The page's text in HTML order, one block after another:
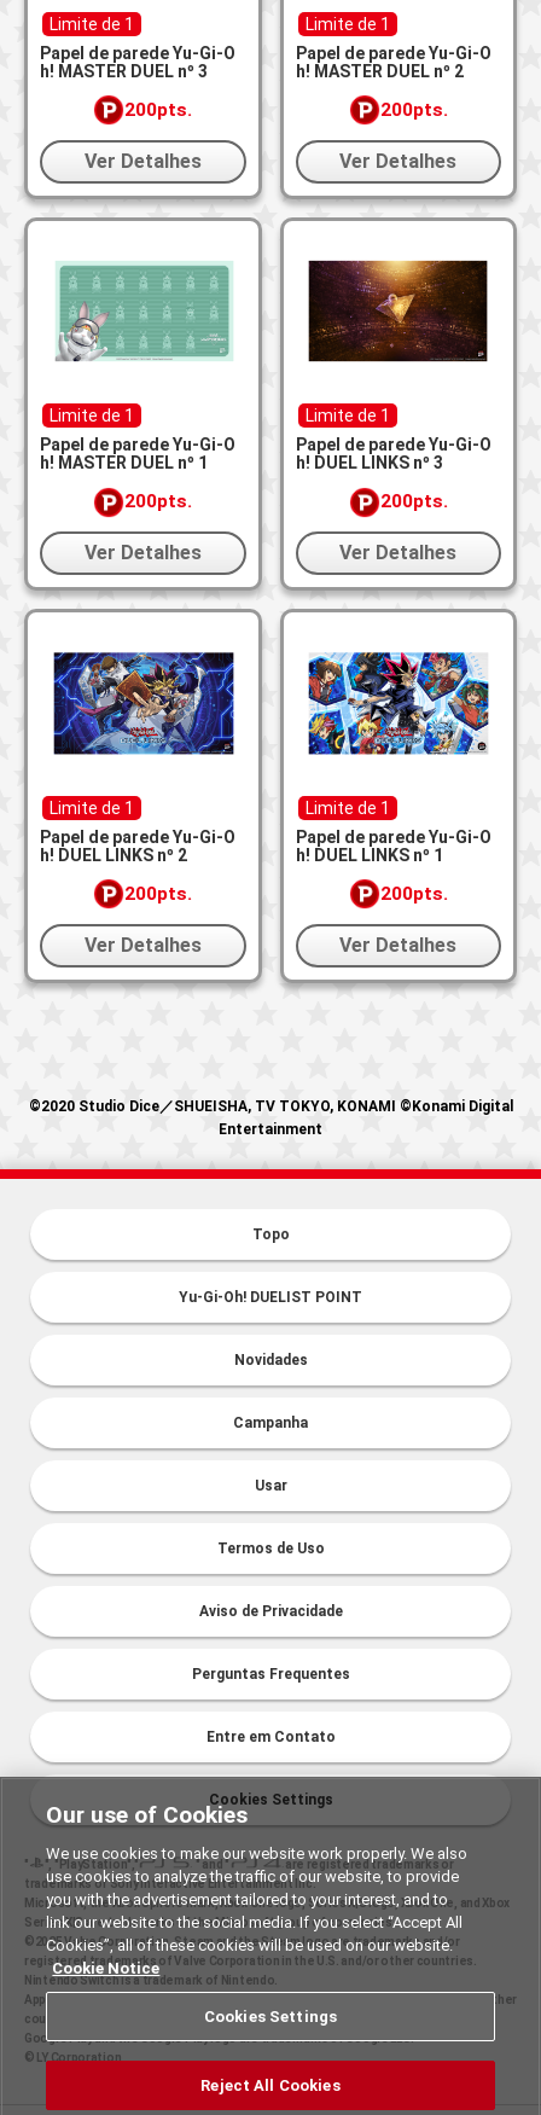
Limite de 1
Papel de parede Yu-Gi-O
h! MASTER DUEL nº 3
200pts.
Ver Detalhes
Limite de 1
Papel de parede Yu-Gi-O
h! MASTER DUEL nº 2
200pts.
Ver Detalhes
Limite de 1
Papel de parede Yu-Gi-O
h! MASTER DUEL nº 1
200pts.
Ver Detalhes
Limite de 1
Papel de parede Yu-Gi-O
h! DUEL LINKS nº 3
200pts.
Ver Detalhes
Limite de 1
Papel de parede Yu-Gi-O
h! DUEL LINKS nº 2
200pts.
Ver Detalhes
Limite de 1
Papel de parede Yu-Gi-O
h! DUEL LINKS nº 1
200pts.
Ver Detalhes
©2020 Studio Dice／SHUEISHA, TV TOKYO, KONAMI ©Konami Digital
Entertainment
Topo
Yu-Gi-Oh! DUELIST POINT
Novidades
Campanha
Usar
Termos de Uso
Aviso de Privacidade
Perguntas Frequentes
Entre em Contato
Cookies Settings
" ", "PlayStation"," " and "
are registered trademarks or
trademarks of Sony Interactive Entertainment Inc.
Microsoft, the Xbox Sphere mark, Xbox One logo, Series X|S logo, Xbox One, and Xbox
Series X|S are trademarks of the Microsoft group of companies.
©2025 Valve Corporation. Steam and the Steam logo are trademarks and/or
registered trademarks of Valve Corporation in the U.S. and/or other countries.
Nintendo Switch is a trademark of Nintendo.
Apple and the Apple logo are trademarks of Apple Inc., registered in the U.S. and other
countries. App Store is a service mark of Apple Inc.
Google Play and the Google Play logo are trademarks of Google LLC.
© LY Corporation
Our use of Cookies
We use cookies to make our website work properly. We also
use cookies to analyze the traffic of our website, to provide
you with the advertisement tailored to your interest, and to
link our website to the social media. If you select “Accept All
Cookies”, all of these cookies will be used on our website.
Cookie Notice
Cookies Settings
Reject All Cookies